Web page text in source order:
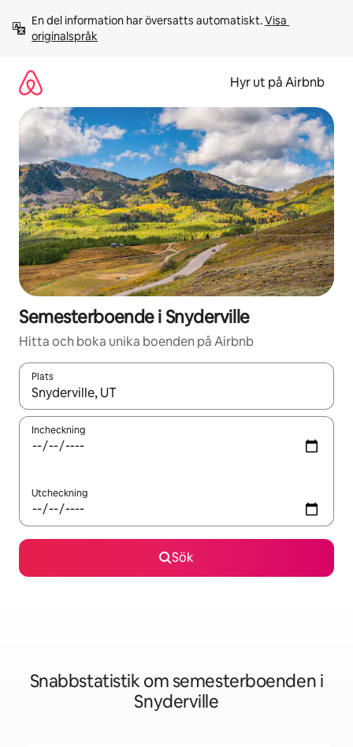
innehåll
En del information har översatts automatiskt. Visa
originalspråk
Hyr ut på Airbnb
Semesterboende i Snyderville
Hitta och boka unika boenden på Airbnb
Plats
När resultaten är tillgängliga kan du navigera med upp- och
Incheckning
Utcheckning
Sök
Snabbstatistik om semesterboenden i
Snyderville